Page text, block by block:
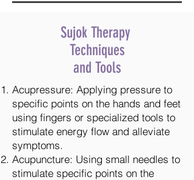
Sujok Therapy
Techniques
and Tools
Acupressure: Applying pressure to
specific points on the hands and feet
using fingers or specialized tools to
stimulate energy flow and alleviate
symptoms.
Acupuncture: Using small needles to
stimulate specific points on the